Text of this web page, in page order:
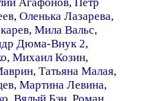
, Оленька Лазарева,
, Мила Вальс,
Дюма-Внук 2,
, Михаил Козин,
, Татьяна Малая,
, Мартина Левина,